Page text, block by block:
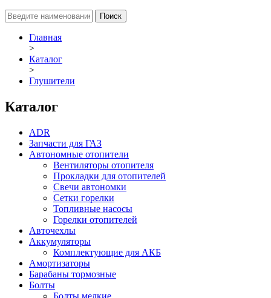
Главная
>
Каталог
>
Глушители
Каталог
ADR
Запчасти для ГАЗ
Автономные отопители
Вентиляторы отопителя
Прокладки для отопителей
Свечи автономки
Сетки горелки
Топливные насосы
Горелки отопителей
Авточехлы
Аккумуляторы
Комплектующие для АКБ
Амортизаторы
Барабаны тормозные
Болты
Болты мелкие